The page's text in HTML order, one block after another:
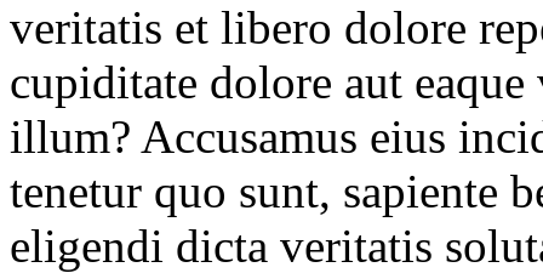
veritatis et libero dolore
cupiditate dolore aut
illum? Accusamus eius
tenetur quo sunt, sapiente
eligendi dicta veritatis